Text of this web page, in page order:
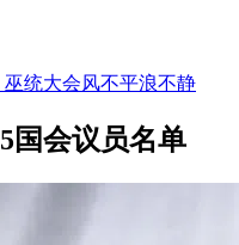
统大会风不平浪不静
国会议员名单